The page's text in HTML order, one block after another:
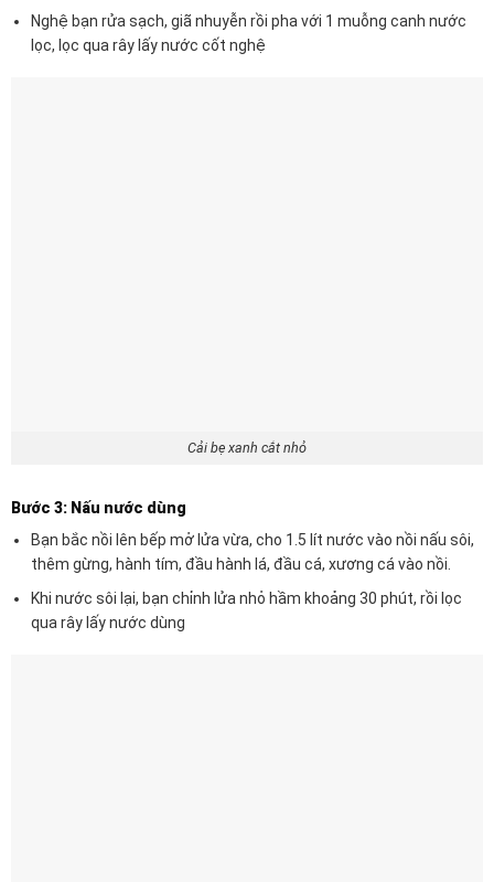
Nghệ bạn rửa sạch, giã nhuyễn rồi pha với 1 muỗng canh nước
lọc, lọc qua rây lấy nước cốt nghệ
Cải bẹ xanh cắt nhỏ
Bước 3: Nấu nước dùng
Bạn bắc nồi lên bếp mở lửa vừa, cho 1.5 lít nước vào nồi nấu sôi,
thêm gừng, hành tím, đầu hành lá, đầu cá, xương cá vào nồi.
Khi nước sôi lại, bạn chỉnh lửa nhỏ hầm khoảng 30 phút, rồi lọc
qua rây lấy nước dùng